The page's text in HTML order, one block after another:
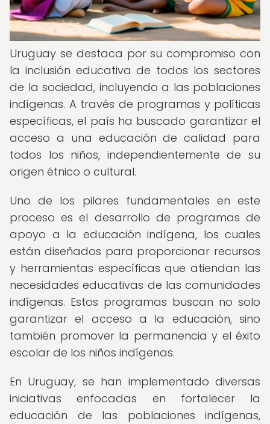
Uruguay se destaca por su compromiso con
la inclusión educativa de todos los sectores
de la sociedad, incluyendo a las poblaciones
indígenas. A través de programas y políticas
específicas, el país ha buscado garantizar el
acceso a una educación de calidad para
todos los niños, independientemente de su
origen étnico o cultural.
Uno de los pilares fundamentales en este
proceso es el desarrollo de programas de
apoyo a la educación indígena, los cuales
están diseñados para proporcionar recursos
y herramientas específicas que atiendan las
necesidades educativas de las comunidades
indígenas. Estos programas buscan no solo
garantizar el acceso a la educación, sino
también promover la permanencia y el éxito
escolar de los niños indígenas.
En Uruguay, se han implementado diversas
iniciativas enfocadas en fortalecer la
educación de las poblaciones indígenas,